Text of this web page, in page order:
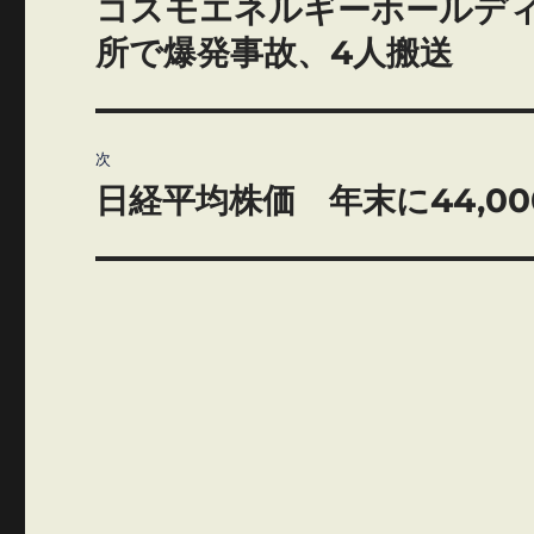
ナ
ゲ
ー
の
投
稿:
コスモエネルギーホール
所で爆発事故、4人搬送
次
次
投
日経平均株価 年末に